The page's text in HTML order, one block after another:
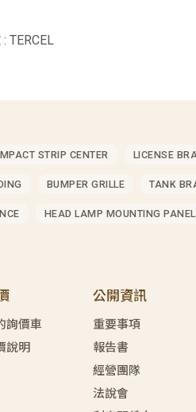
TERCEL
STRIP CENTER LICENSE
BUMPER GRILLE TANK
HEAD LAMP MOUNTING PANEL
詢價車
說明
公開資訊
重要事項
報告書
經營團隊
法說會